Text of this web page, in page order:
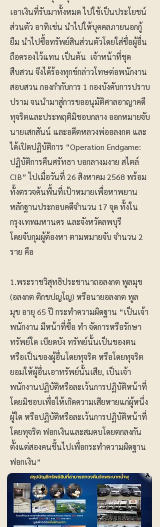
เอาเงินที่รับมาทั้งหมด ไปใช้เป็นประโยชน์
ส่วนตัว อาทิเช่น นำไปให้บุคคลภายนอกกู้
ยืม นำไปซื้อทรัพย์สินส่วนตัวโดยใส่ชื่อผู้อื่น
ถือครองไว้แทน เป็นต้น เจ้าหน้าที่ชุด
สืบสวน จึงได้ร้องทุกข์กล่าวโทษต่อพนักงาน
สอบสวน กองกำกับการ 1 กองบังคับการปราบ
ปราม จนนำมาสู่การขออนุมัติศาลอาญาคดี
ทุจริตและประพฤติมิชอบกลาง ออกหมายจับ
นายเสกสันน์ และอดีตหลวงพ่ออลงกต และ
ได้เปิดปฏิบัติการ “Operation Endgame:
ปฏิบัติการคืนศรัทธา บอกลางมงาย สไตล์
CIB” ไปเมื่อวันที่ 26 สิงหาคม 2568 พร้อม
ทั้งตรวจค้นพื้นที่เป้าหมายเพื่อหาพยาน
หลักฐานประกอบคดีจำนวน 17 จุด ทั้งใน
กรุงเทพมหานคร และจังหวัดลพบุรี
โดยจับกุมผู้ต้องหา ตามหมายจับ จำนวน 2
ราย คือ
​1.พระราชวิสุทธิประชานาถอลงกต พูลมุข
(อลงกต ติกขปญโญ) หรือนายอลงกต พูล
มุข อายุ 65 ปี กระทำความผิดฐาน “เป็นเจ้า
พนักงาน มีหน้าที่ซื้อ ทำ จัดการหรือรักษา
ทรัพย์ใด เบียดบัง ทรัพย์นั้นเป็นของตน
หรือเป็นของผู้อื่นโดยทุจริต หรือโดยทุจริต
ยอมให้ผู้อื่นเอาทรัพย์นั้นเสีย, เป็นเจ้า
พนักงานปฏิบัติหรือละเว้นการปฏิบัติหน้าที่
โดยมิชอบเพื่อให้เกิดความเสียหายแก่ผู้หนึ่ง
ผู้ใด หรือปฏิบัติหรือละเว้นการปฏิบัติหน้าที่
โดยทุจริต ฟอกเงินและสมคบโดยตกลงกัน
ตั้งแต่สองคนขึ้นไปเพื่อกระทำความผิดฐาน
ฟอกเงิน”